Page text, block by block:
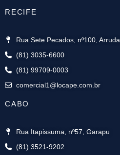
RECIFE
Rua Sete Pecados, nº100, Arruda
(81) 3035-6600
(81) 99709-0003
comercial1@locape.com.br
CABO
Rua Itapissuma, nº57, Garapu
(81) 3521-9202